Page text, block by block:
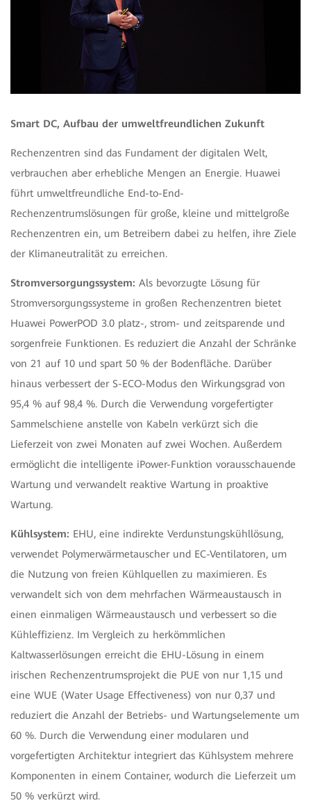
Smart DC, Aufbau der umweltfreundlichen Zukunft
Rechenzentren sind das Fundament der digitalen Welt,
verbrauchen aber erhebliche Mengen an Energie. Huawei
führt umweltfreundliche End-to-End-
Rechenzentrumslösungen für große, kleine und mittelgroße
Rechenzentren ein, um Betreibern dabei zu helfen, ihre Ziele
der Klimaneutralität zu erreichen.
Stromversorgungssystem: Als bevorzugte Lösung für
Stromversorgungssysteme in großen Rechenzentren bietet
Huawei PowerPOD 3.0 platz-, strom- und zeitsparende und
sorgenfreie Funktionen. Es reduziert die Anzahl der Schränke
von 21 auf 10 und spart 50 % der Bodenfläche. Darüber
hinaus verbessert der S-ECO-Modus den Wirkungsgrad von
95,4 % auf 98,4 %. Durch die Verwendung vorgefertigter
Sammelschiene anstelle von Kabeln verkürzt sich die
Lieferzeit von zwei Monaten auf zwei Wochen. Außerdem
ermöglicht die intelligente iPower-Funktion vorausschauende
Wartung und verwandelt reaktive Wartung in proaktive
Wartung.
Kühlsystem: EHU, eine indirekte Verdunstungskühllösung,
verwendet Polymerwärmetauscher und EC-Ventilatoren, um
die Nutzung von freien Kühlquellen zu maximieren. Es
verwandelt sich von dem mehrfachen Wärmeaustausch in
einen einmaligen Wärmeaustausch und verbessert so die
Kühleffizienz. Im Vergleich zu herkömmlichen
Kaltwasserlösungen erreicht die EHU-Lösung in einem
irischen Rechenzentrumsprojekt die PUE von nur 1,15 und
eine WUE (Water Usage Effectiveness) von nur 0,37 und
reduziert die Anzahl der Betriebs- und Wartungselemente um
60 %. Durch die Verwendung einer modularen und
vorgefertigten Architektur integriert das Kühlsystem mehrere
Komponenten in einem Container, wodurch die Lieferzeit um
50 % verkürzt wird.